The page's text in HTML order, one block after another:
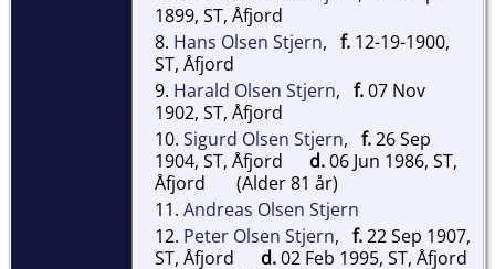
1899, ST, Åfjord
8. Hans Olsen Stjern, f. 12-19-1900,
ST, Åfjord
9. Harald Olsen Stjern, f.07 Nov
1902, ST, Åfjord
10. Sigurd Olsen Stjern, f.26 Sep
1904, ST, Åfjord
d.06 Jun 1986, ST,
Åfjord
(Alder 81 år)
11. Andreas Olsen Stjern
12. Peter Olsen Stjern, f.22 Sep 1907,
ST, Åfjord
d.02 Feb 1995, ST, Åfjord